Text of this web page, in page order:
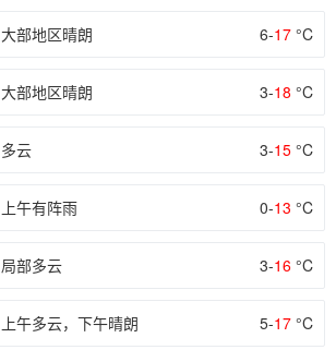
大部地区晴朗 6-17 °C
大部地区晴朗 3-18 °C
多云 3-15 °C
上午有阵雨 0-13 °C
局部多云 3-16 °C
上午多云，下午晴朗 5-17 °C